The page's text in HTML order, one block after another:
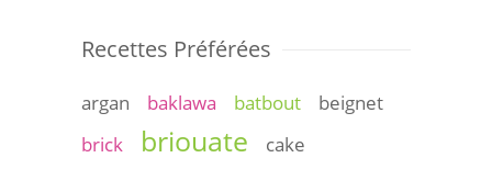
Recettes Préférées
argan baklawa batbout
beignet
brick
briouate
cake